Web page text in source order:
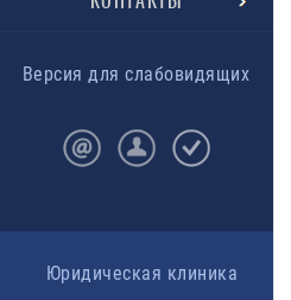
Версия для слабовидящих
Юридическая клиника